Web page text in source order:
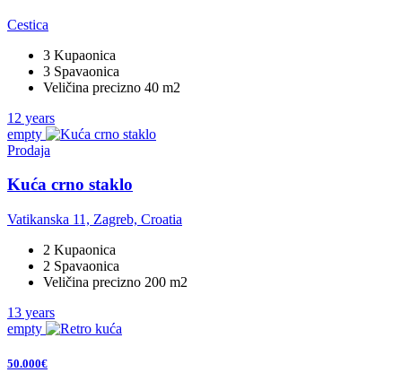
Cestica
3 Kupaonica
3 Spavaonica
Veličina precizno 40 m2
12 years
empty
Prodaja
Kuća crno staklo
Vatikanska 11, Zagreb, Croatia
2 Kupaonica
2 Spavaonica
Veličina precizno 200 m2
13 years
empty
50.000€